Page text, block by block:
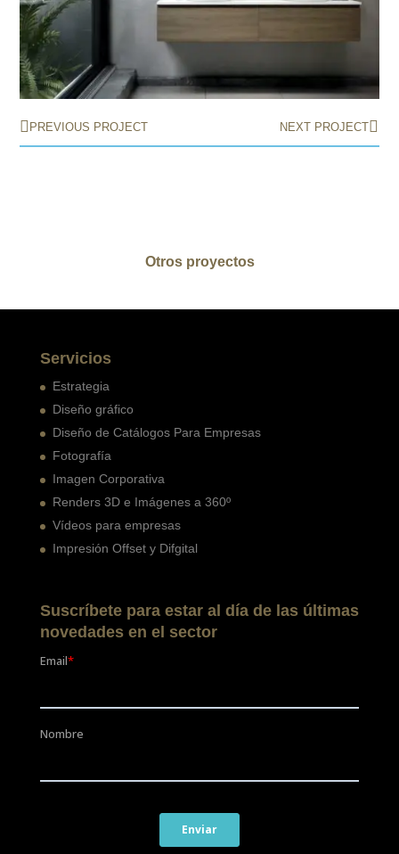
PREVIOUS PROJECT NEXT PROJECT
Otros proyectos
Servicios
Estrategia
Diseño gráfico
Diseño de Catálogos Para Empresas
Fotografía
Imagen Corporativa
Renders 3D e Imágenes a 360º
Vídeos para empresas
Impresión Offset y Difgital
Suscríbete para estar al día de las últimas
novedades en el sector